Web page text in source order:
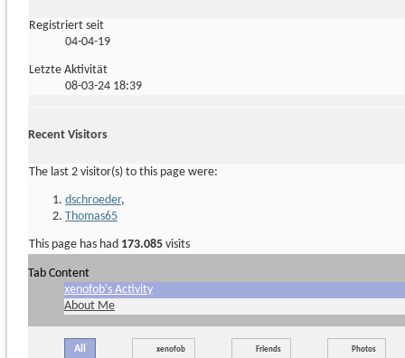
Registriert seit
04-04-19
Letzte Aktivität
08-03-24 18:39
Recent Visitors
The last 2 visitor(s) to this page were:
dschroeder,
Thomas65
This page has had 173.085 visits
Tab Content
xenofob's Activity
About Me
All xenofob Friends Photos